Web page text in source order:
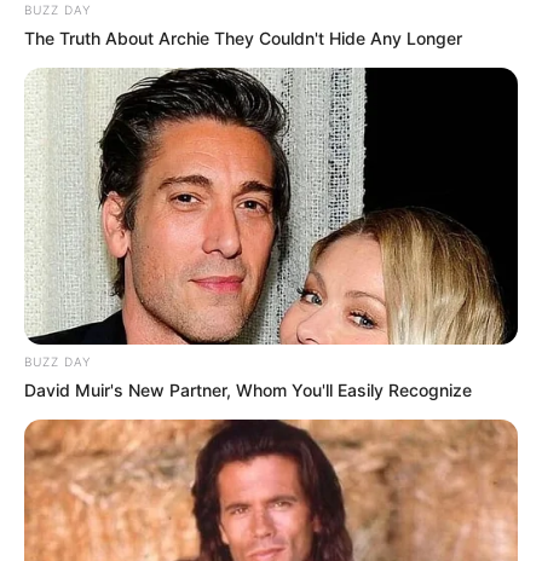
Pemain
Akting
Musik
BUZZ DAY
The Truth About Archie They Couldn't Hide Any Longer
BUZZ DAY
David Muir's New Partner, Whom You'll Easily Recognize